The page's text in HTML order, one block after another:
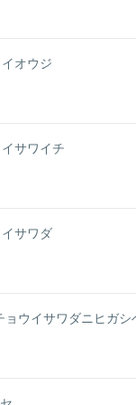
オウジ
サワイチ
サワダ
ョウイサワダニヒガシ